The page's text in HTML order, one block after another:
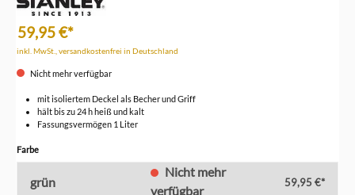
59,95 €*
inkl. MwSt., versandkostenfrei in Deutschland
Nicht mehr verfügbar
mit isoliertem Deckel als Becher und Griff
hält bis zu 24 h heiß und kalt
Fassungsvermögen 1 Liter
Farbeauswählen
grün
verfügbar
59,95 €*